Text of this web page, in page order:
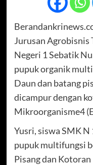
Jurusan Agrobisnis
Negeri 1 Sebatik
pupuk organik
Daun dan batang
dicampur dengan
Mikroorganisme4
Yusri, siswa SMK
pupuk multifungsi
Pisang dan